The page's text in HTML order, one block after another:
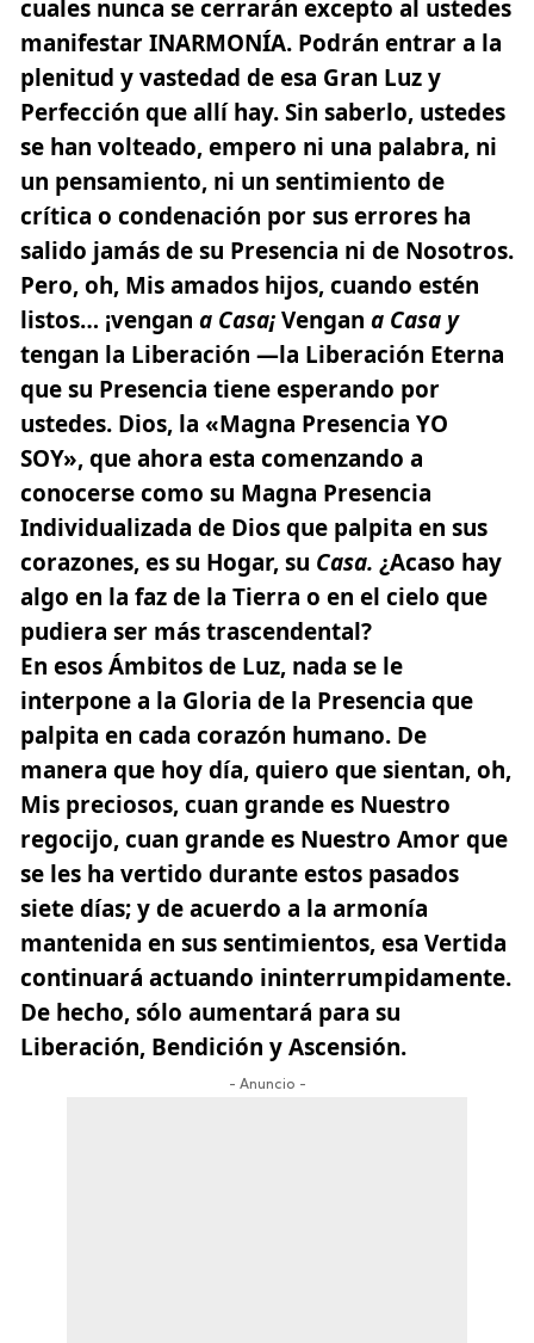
cuales nunca se cerrarán excepto al ustedes
manifestar INARMONÍA. Podrán entrar a la
plenitud y vastedad de esa Gran Luz y
Perfección que allí hay. Sin saberlo, ustedes
se han volteado, empero ni una palabra, ni
un pensamiento, ni un sentimiento de
crítica o condenación por sus errores ha
salido jamás de su Presencia ni de Nosotros.
Pero, oh, Mis amados hijos, cuando estén
listos… ¡vengan a Casa¡Vengan a Casa y
tengan la Liberación —la Liberación Eterna
que su Presencia tiene esperando por
ustedes. Dios, la «Magna Presencia YO
SOY», que ahora esta comenzando a
conocerse como su Magna Presencia
Individualizada de Dios que palpita en sus
corazones, es su Hogar, su Casa. ¿Acaso hay
algo en la faz de la Tierra o en el cielo que
pudiera ser más trascendental?
En esos Ámbitos de Luz, nada se le
interpone a la Gloria de la Presencia que
palpita en cada corazón humano. De
manera que hoy día, quiero que sientan, oh,
Mis preciosos, cuan grande es Nuestro
regocijo, cuan grande es Nuestro Amor que
se les ha vertido durante estos pasados
siete días; y de acuerdo a la armonía
mantenida en sus sentimientos, esa Vertida
continuará actuando ininterrumpidamente.
De hecho, sólo aumentará para su
Liberación, Bendición y Ascensión.
- Anuncio -